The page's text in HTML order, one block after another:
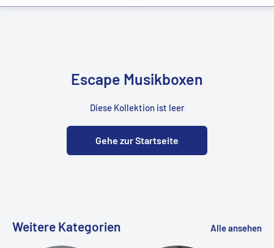
Escape Musikboxen
Diese Kollektion ist leer
Gehe zur Startseite
Weitere Kategorien Alle ansehen